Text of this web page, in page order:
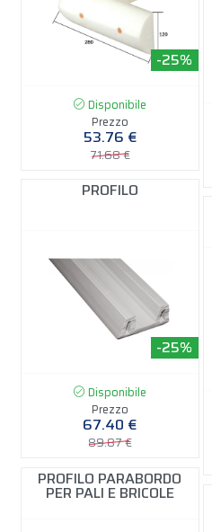
-25%
Disponibile
Prezzo
53.76 €
71.68 €
PROFILO
-25%
Disponibile
Prezzo
67.40 €
89.87 €
PROFILO PARABORDO
PER PALI E BRICOLE